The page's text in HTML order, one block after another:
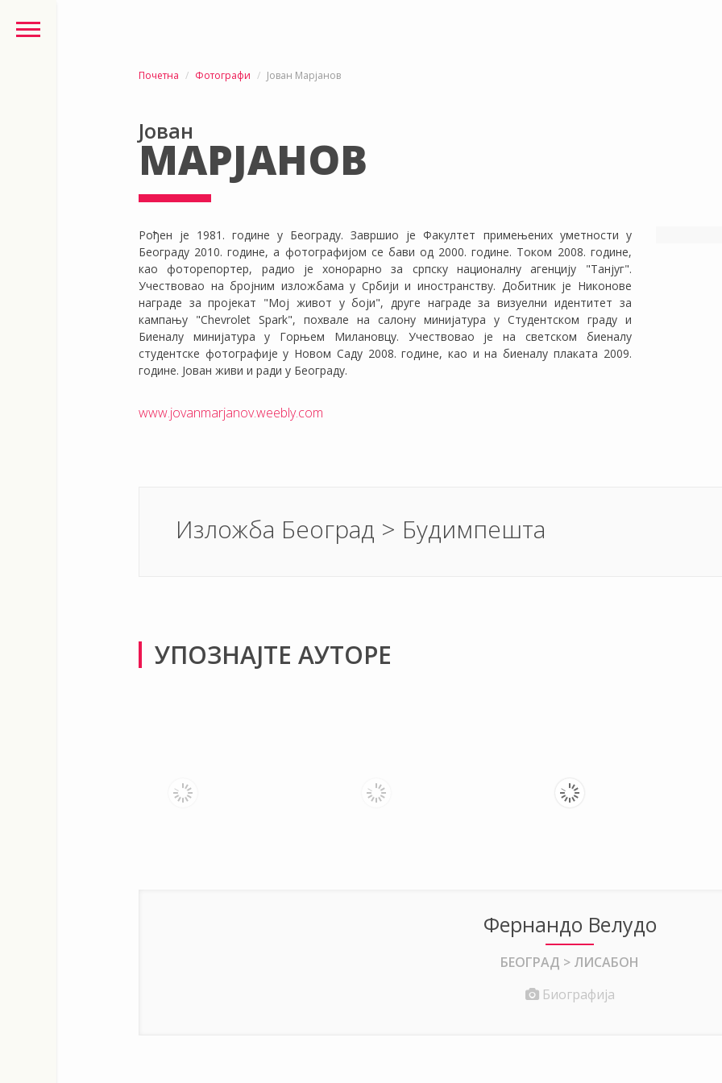
Почетна Фотографи Јован Марјанов
Јован
МАРЈАНОВ
Рођен је 1981. године у Београду. Завршио је Факултет примењених уметности у
Београду 2010. године, а фотографијом се бави од 2000. године. Током 2008. године,
као фоторепортер, радио је хонорарно за cрпску националну агенцију "Танјуг".
Учествовао на бројним изложбама у Србији и иностранству. Добитник је Никонове
награде за пројекат "Мој живот у боји", другe наградe за визуелни идентитет за
кампању "Chevrolet Spark", похвале на салону минијатура у Студентском граду и
Биеналу минијатура у Горњем Милановцу. Учествовао је на светском биеналу
студентске фотографије у Новом Саду 2008. године, као и на биеналу плаката 2009.
године. Јован живи и ради у Београду.
www.jovanmarjanov.weebly.com
Изложба Београд > Будимпешта
УПОЗНАЈТЕ АУТОРЕ
Фернандо Велудо
БЕОГРАД > ЛИСАБОН
Биографија